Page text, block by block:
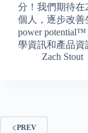
分！我們期待在
個人，逐步改善
power
學資訊和產品資
Zach Stout
PREV